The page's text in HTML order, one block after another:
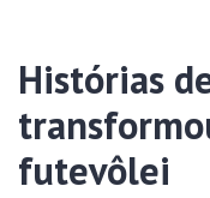
Histórias
futevôlei